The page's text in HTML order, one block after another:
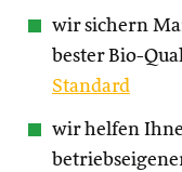
wir sichern
bester Bio-
Standard
wir helfen